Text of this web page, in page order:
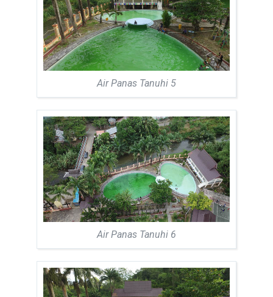
Air Panas Tanuhi 5
Air Panas Tanuhi 6